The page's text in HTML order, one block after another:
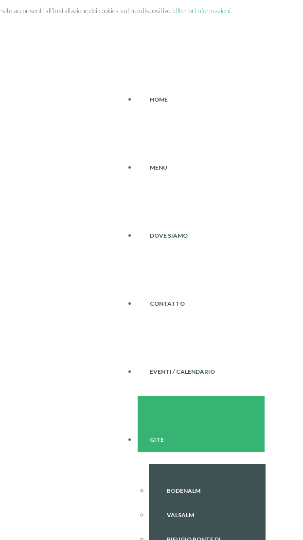
acconsenti all'installazione dei cookies sul tuo dispositivo. Ulteriori nformazioni.
HOME
MENU
DOVE SIAMO
CONTATTO
EVENTI / CALENDARIO
GITE
BODENALM
VALSALM